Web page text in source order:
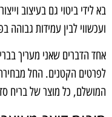
בא לידי ביטוי גם בעיצוב
ועכשווי לבין עמידות גבוהה
אחד הדברים שאני מעריך
לפרטים הקטנים. החל מבחירת
המושלם, כל מוצר של בריח